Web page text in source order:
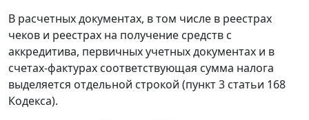
В расчетных документах, в том числе в реестрах
чеков и реестрах на получение средств с
аккредитива, первичных учетных документах и в
счетах-фактурах соответствующая сумма налога
выделяется отдельной строкой (пункт 3 статьи 168
Кодекса).